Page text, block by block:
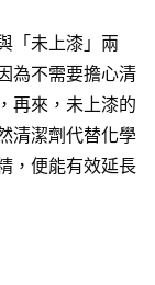
「未上漆」兩
為不需要擔心清
再來，未上漆的
清潔劑代替化學
，便能有效延長